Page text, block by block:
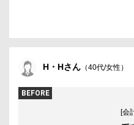
H・Hさん （40代/女性）
BEFORE
[会